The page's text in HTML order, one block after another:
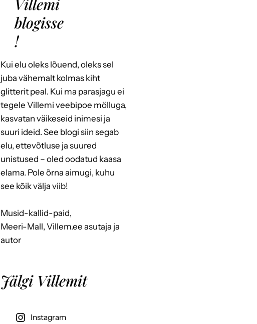
Villemi
blogisse
!
Kui elu oleks lõuend, oleks sel
juba vähemalt kolmas kiht
glitterit peal. Kui ma parasjagu ei
tegele Villemi veebipoe mölluga,
kasvatan väikeseid inimesi ja
suuri ideid. See blogi siin segab
elu, ettevõtluse ja suured
unistused – oled oodatud kaasa
elama. Pole õrna aimugi, kuhu
see kõik välja viib!
Musid-kallid-paid,
Meeri-Mall, Villem.ee asutaja ja
autor
Jälgi Villemit
Instagram